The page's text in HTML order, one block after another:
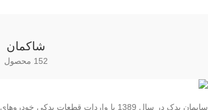
شاکمان
152 محصول
سایمان یدک در سال 1389 با واردات قطعات یدکی خودروهای